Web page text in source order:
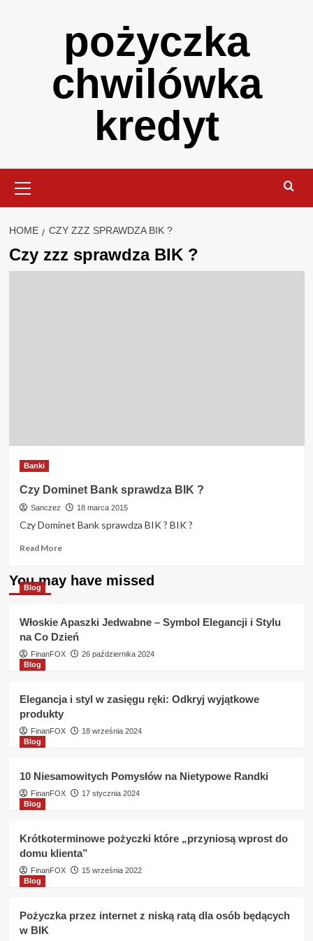
pożyczka
chwilówka
kredyt
Menu
HOME CZY ZZZ SPRAWDZA BIK ?
Czy zzz sprawdza BIK ?
Banki
Czy Dominet Bank sprawdza BIK ?
Sanczez 18 marca 2015
Czy Dominet Bank sprawdza BIK ? BIK ?
Read MoreRead
about
Czy
sprawdza
BIK
?
You may have missed
Blog
Włoskie Apaszki Jedwabne – Symbol Elegancji i Stylu
na Co Dzień
FinanFOX
26 października 2024
Blog
Elegancja i styl w zasięgu ręki: Odkryj wyjątkowe
produkty
FinanFOX
18 września 2024
Blog
10 Niesamowitych Pomysłów na Nietypowe Randki
FinanFOX
17 stycznia 2024
Blog
Krótkoterminowe pożyczki które „przyniosą wprost do
domu klienta”
FinanFOX
15 września 2022
Blog
Pożyczka przez internet z niską ratą dla osób będących
w BIK